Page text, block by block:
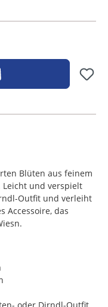
Blüten aus feinem
Leicht und verspielt
Outfit und verleiht
Accessoire, das